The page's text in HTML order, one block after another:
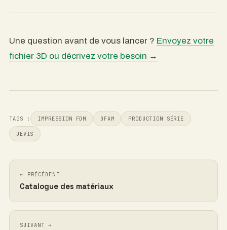
Une question avant de vous lancer ? Envoyez votre
fichier 3D ou décrivez votre besoin →
TAGS : IMPRESSION FDM DFAM PRODUCTION SÉRIE
DEVIS
← PRÉCÉDENT
Catalogue des matériaux
SUIVANT →